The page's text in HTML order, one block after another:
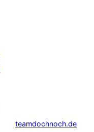
teamdochnoch.de